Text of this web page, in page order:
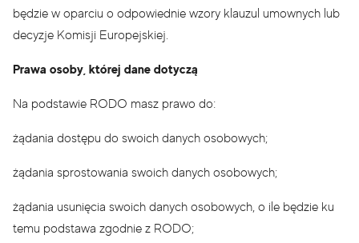
będzie w oparciu o odpowiednie wzory klauzul umownych lub
decyzje Komisji Europejskiej.
Prawa osoby, której dane dotyczą
Na podstawie RODO masz prawo do:
żądania dostępu do swoich danych osobowych;
żądania sprostowania swoich danych osobowych;
żądania usunięcia swoich danych osobowych, o ile będzie ku
temu podstawa zgodnie z RODO;